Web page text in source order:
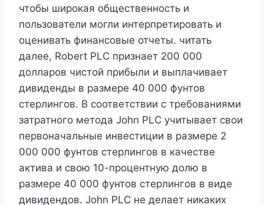
чтобы широкая общественность и
пользователи могли интерпретировать и
оценивать финансовые отчеты. читать
далее, Robert PLC признает 200 000
долларов чистой прибыли и выплачивает
дивиденды в размере 40 000 фунтов
стерлингов. В соответствии с требованиями
затратного метода John PLC учитывает свои
первоначальные инвестиции в размере 2
000 000 фунтов стерлингов в качестве
актива и свою 10-процентную долю в
размере 40 000 фунтов стерлингов в виде
дивидендов. John PLC не делает никаких